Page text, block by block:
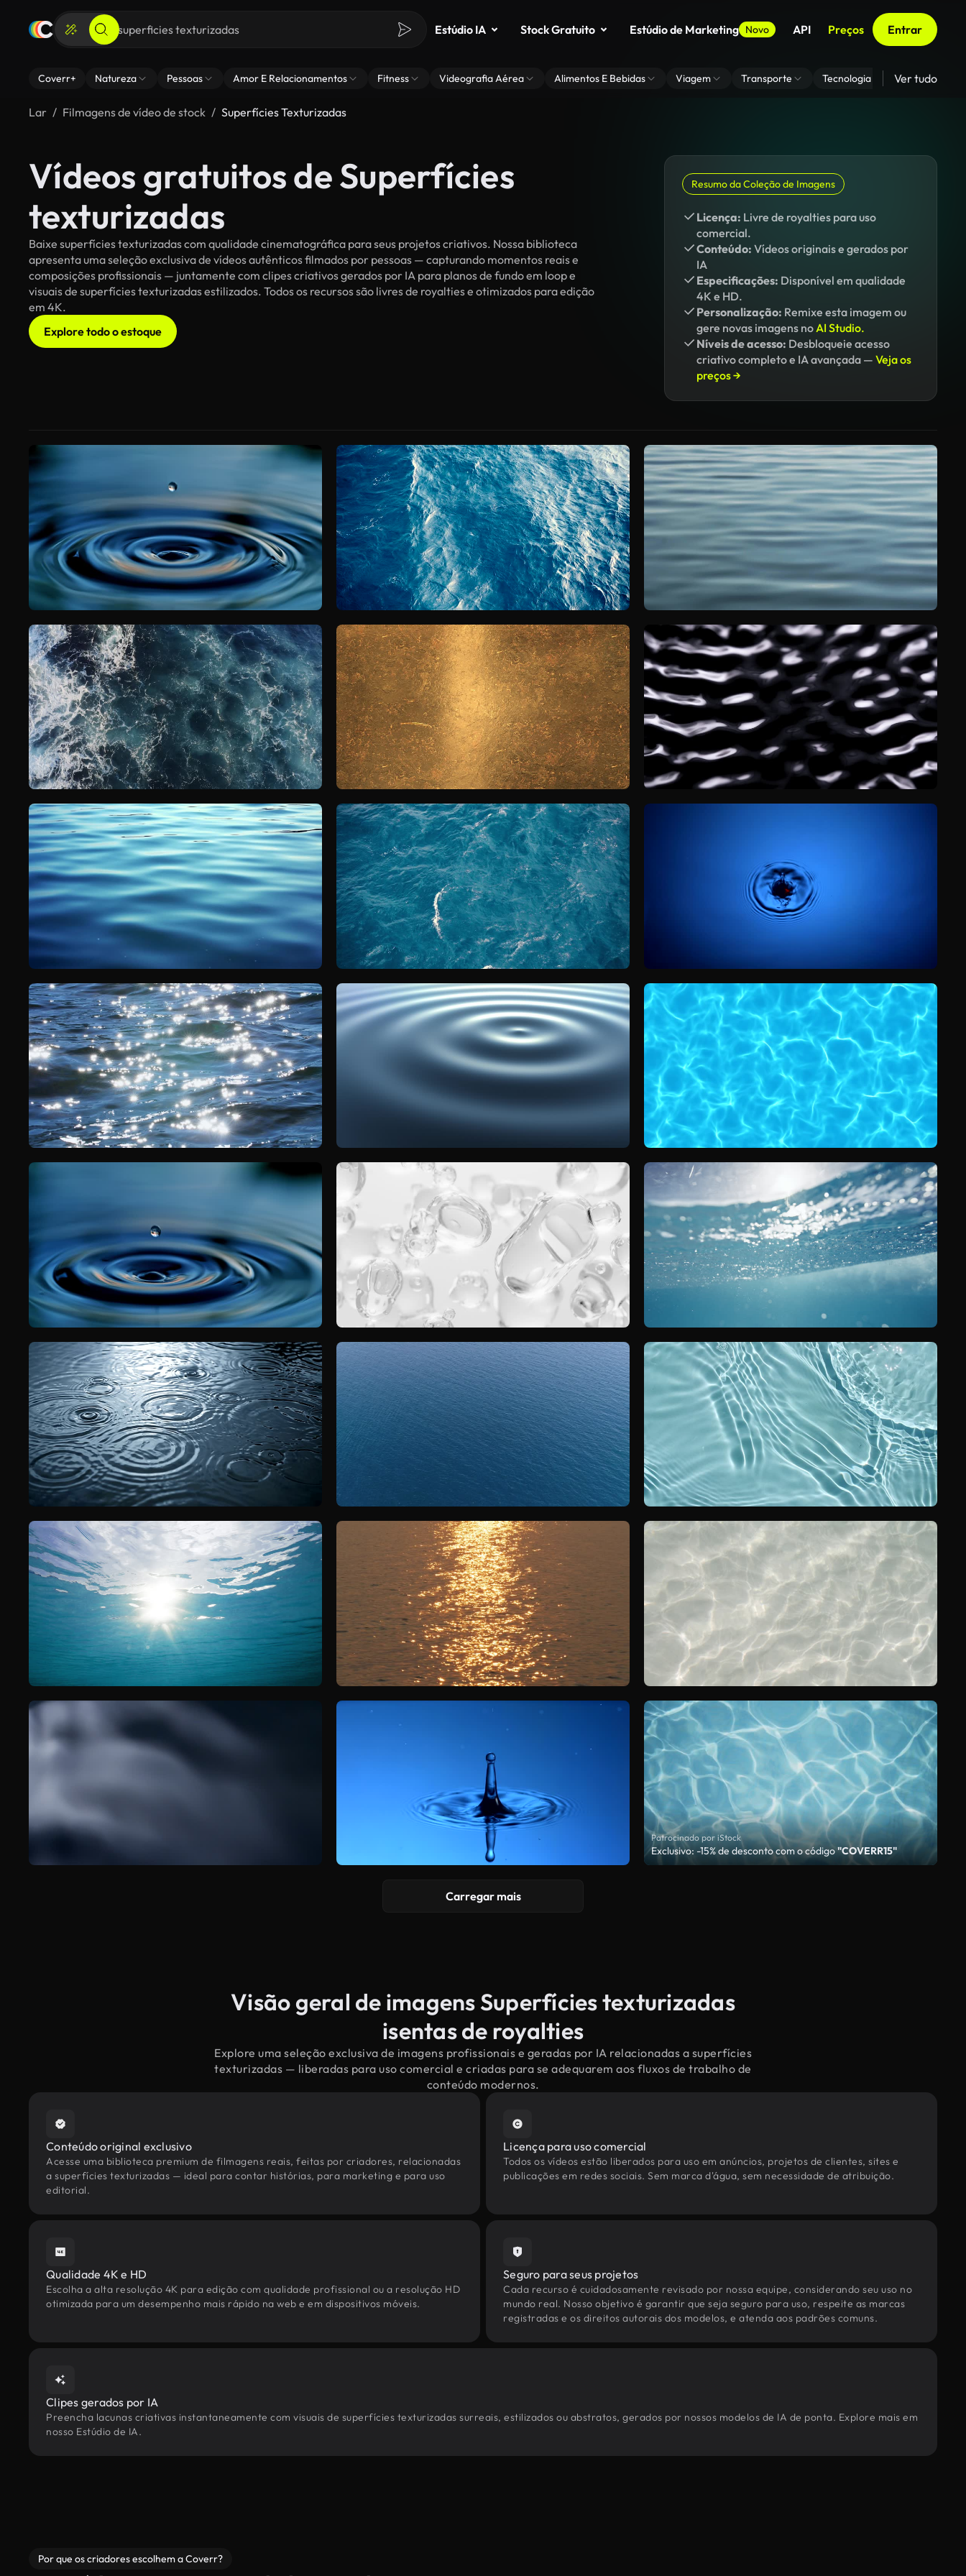
Estúdio IA Stock Gratuito Estúdio de Marketing Novo API Preços Entrar
Coverr+ Natureza Pessoas Amor E Relacionamentos Fitness Videografia Aérea Alimentos E Bebidas Viagem Transporte Tecnologia Zoom De
Ver tudo
Lar Filmagens de vídeo de stock Superfícies Texturizadas
Vídeos gratuitos de Superfícies
texturizadas
Baixe superfícies texturizadas com qualidade cinematográfica para seus projetos criativos. Nossa biblioteca
apresenta uma seleção exclusiva de vídeos autênticos filmados por pessoas — capturando momentos reais e
composições profissionais — juntamente com clipes criativos gerados por IA para planos de fundo em loop e
visuais de superfícies texturizadas estilizados. Todos os recursos são livres de royalties e otimizados para edição
em 4K.
Explore todo o estoque
Resumo da Coleção de Imagens
Licença: Livre de royalties para uso
comercial.
Conteúdo: Vídeos originais e gerados por
IA
Especificações: Disponível em qualidade
4K e HD.
Personalização: Remixe esta imagem ou
gere novas imagens noAI Studio.
Níveis de acesso: Desbloqueie acesso
criativo completo e IA avançada — Veja os
preços →
Patrocinado por iStock
Exclusivo: -15% de desconto com o código"COVERR15"
Carregar mais
Visão geral de imagens Superfícies texturizadas
isentas de royalties
Explore uma seleção exclusiva de imagens profissionais e geradas por IA relacionadas a superfícies
texturizadas — liberadas para uso comercial e criadas para se adequarem aos fluxos de trabalho de
conteúdo modernos.
Conteúdo original exclusivo
Acesse uma biblioteca premium de filmagens reais, feitas por criadores, relacionadas
a superfícies texturizadas — ideal para contar histórias, para marketing e para uso
editorial.
Licença para uso comercial
Todos os vídeos estão liberados para uso em anúncios, projetos de clientes, sites e
publicações em redes sociais. Sem marca d'água, sem necessidade de atribuição.
Qualidade 4K e HD
Escolha a alta resolução 4K para edição com qualidade profissional ou a resolução HD
otimizada para um desempenho mais rápido na web e em dispositivos móveis.
Seguro para seus projetos
Cada recurso é cuidadosamente revisado por nossa equipe, considerando seu uso no
mundo real. Nosso objetivo é garantir que seja seguro para uso, respeite as marcas
registradas e os direitos autorais dos modelos, e atenda aos padrões comuns.
Clipes gerados por IA
Preencha lacunas criativas instantaneamente com visuais de superfícies texturizadas surreais, estilizados ou abstratos, gerados por nossos modelos de IA de ponta. Explore mais em
nosso Estúdio de IA.
Por que os criadores escolhem a Coverr?